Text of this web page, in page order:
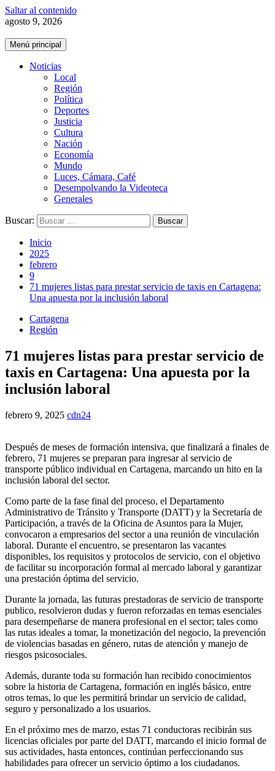
Saltar al contenido
agosto 9, 2026
Menú principal
Noticias
Local
Región
Política
Deportes
Justicia
Cultura
Nación
Economía
Mundo
Luces, Cámara, Café
Desempolvando la Videoteca
Generales
Buscar:
Inicio
2025
febrero
9
71 mujeres listas para prestar servicio de taxis en Cartagena:
Una apuesta por la inclusión laboral
Cartagena
Región
71 mujeres listas para prestar servicio de
taxis en Cartagena: Una apuesta por la
inclusión laboral
febrero 9, 2025 cdn24
Después de meses de formación intensiva, que finalizará a finales de
febrero, 71 mujeres se preparan para ingresar al servicio de
transporte público individual en Cartagena, marcando un hito en la
inclusión laboral del sector.
Como parte de la fase final del proceso, el Departamento
Administrativo de Tránsito y Transporte (DATT) y la Secretaría de
Participación, a través de la Oficina de Asuntos para la Mujer,
convocaron a empresarios del sector a una reunión de vinculación
laboral. Durante el encuentro, se presentaron las vacantes
disponibles, los requisitos y protocolos de servicio, con el objetivo
de facilitar su incorporación formal al mercado laboral y garantizar
una prestación óptima del servicio.
Durante la jornada, las futuras prestadoras de servicio de transporte
publico, resolvieron dudas y fueron reforzadas en temas esenciales
para desempeñarse de manera profesional en el sector; tales como
las rutas ideales a tomar, la monetización del negocio, la prevención
de violencias basadas en género, rutas de atención y manejo de
riesgos psicosociales.
Además, durante toda su formación han recibido conocimientos
sobre la historia de Cartagena, formación en inglés básico, entre
otros temas, lo que les permitirá brindar un servicio de calidad,
seguro y personalizado a los usuarios.
En el próximo mes de marzo, estas 71 conductoras recibirán sus
licencias oficiales por parte del DATT, marcando el inicio formal de
sus actividades, hasta entonces, continúan perfeccionando sus
habilidades para ofrecer un servicio óptimo a los ciudadanos.